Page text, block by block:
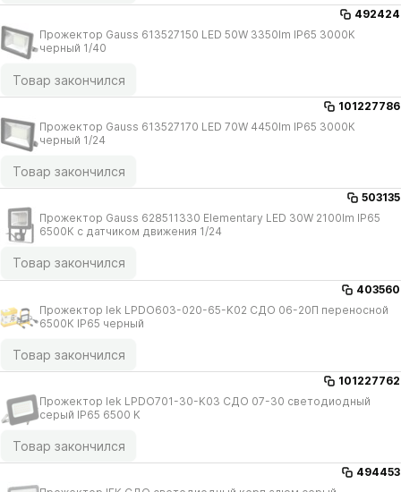
492424
Прожектор Gauss 613527150 LED 50W 3350lm IP65 3000К
черный 1/​40
Товар закончился
101227786
Прожектор Gauss 613527170 LED 70W 4450lm IP65 3000К
черный 1/​24
Товар закончился
503135
Прожектор Gauss 628511330 Elementary LED 30W 2100lm IP65
6500К с датчиком движения 1/​24
Товар закончился
403560
Прожектор Iek LPDO603-020-65-K02 СДО 06-20П переносной
6500К IP65 черный
Товар закончился
101227762
Прожектор Iek LPDO701-30-K03 СДО 07-30 светодиодный
серый IP65 6500 K
Товар закончился
494453